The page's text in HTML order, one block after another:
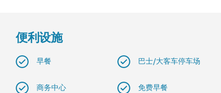
便利设施
早餐 巴士/大客车停车场
商务中心 免费早餐